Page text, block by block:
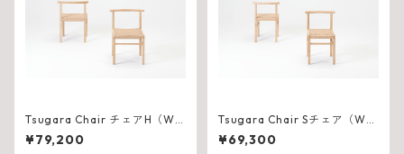
Tsugara Chair チェアH（W5
35×D460×H740（SH445）m
m）
¥79,200
Tsugara Chair Sチェア（W4
60×D420×H725（SH430）
mm）
¥69,300